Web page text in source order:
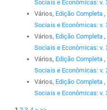
Sociais e Econômicas: v.
Vários, Edição Completa ,
Sociais e Econômicas: v.
Vários, Edição Completa ,
Sociais e Econômicas: v.
Vários, Edição Completa ,
Sociais e Econômicas: v.
Vários, Edição Completa ,
Sociais e Econômicas: v.